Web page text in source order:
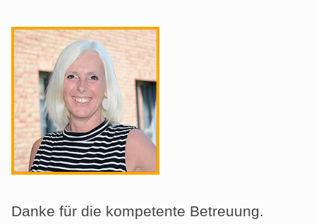
Danke für die kompetente Betreuung.